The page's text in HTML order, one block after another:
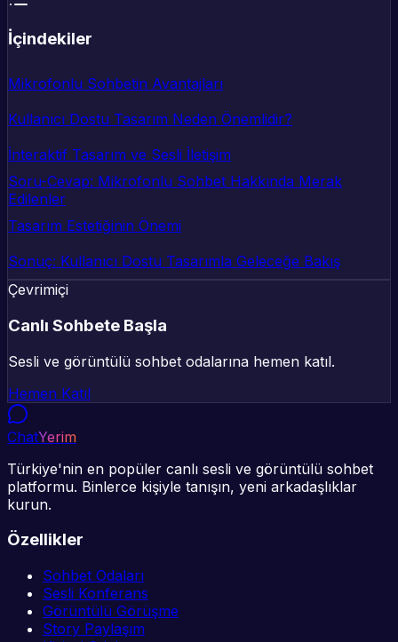
İçindekiler
Mikrofonlu Sohbetin Avantajları
Kullanıcı Dostu Tasarım Neden Önemlidir?
İnteraktif Tasarım ve Sesli İletişim
Soru-Cevap: Mikrofonlu Sohbet Hakkında Merak
Edilenler
Tasarım Estetiğinin Önemi
Sonuç: Kullanıcı Dostu Tasarımla Geleceğe Bakış
Çevrimiçi
Canlı Sohbete Başla
Sesli ve görüntülü sohbet odalarına hemen katıl.
Hemen Katıl
ChatYerim
Türkiye'nin en popüler canlı sesli ve görüntülü sohbet
platformu. Binlerce kişiyle tanışın, yeni arkadaşlıklar
kurun.
Özellikler
Sohbet Odaları
Sesli Konferans
Görüntülü Görüşme
Story Paylaşım